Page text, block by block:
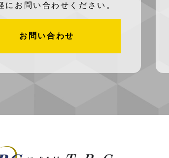
にお問い合わせください。
お問い合わせ